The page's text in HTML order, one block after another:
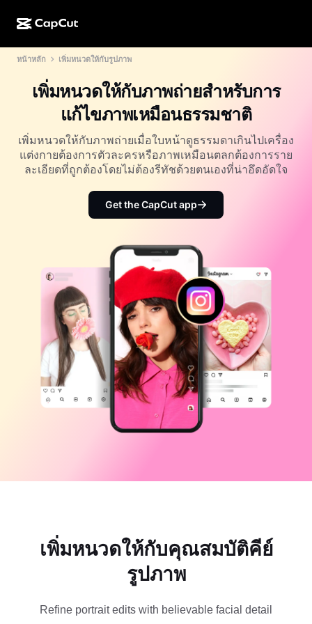
CapCut บนเดสก์ท็อป
CapCut ออนไลน์
CapCut Pad
CapCut บนมือถือ
Dreamina AI
การสร้างผลงานด้วย AI
การดีไซน์ด้วย AI
ตัวสร้างวิดีโอ AI
เครื่องมือปรับปรุงรูปภาพ AI
Dreamina Seedance 2.5
Nano Banana Pro
Gemini Omni
ข้อความและเสียง
คำบรรยายอัตโนมัติ
แม่แบบคำบรรยาย
ลดเสียงรบกวน
รูปภาพ
เครื่องมือ AI
เครื่องมือสร้างและแก้ไขรูปภาพ
กรณีการใช้งาน
โซเชียลมีเดีย
การตลาด
ไลฟ์สไตล์และวล็อก
ดีไซน์แบบปรับแต่งเอง
ตัวเลือกยอดนิยม
เทรนด์และเคล็ดลับสำหรับแม่แบบ
อื่นๆ
แม่แบบโซเชียลมีเดีย
แม่แบบเทศกาลวันหยุด
อื่นๆ
แม่แบบปฏิทิน
แม่แบบเอฟเฟกต์
แม่แบบธุรกิจ
แม่แบบอุตสาหกรรม
แม่แบบรีแคป
ชุมชน
โครงการริเริ่ม
พันธมิตร
โปรแกรมไพโอเนียร์
โปรแกรม CapCut Creative Campus
ความช่วยเหลือ
ศูนย์ความเชื่อถือ
ศูนย์ช่วยเหลือ
Dreamina Seedance 2.0 Launch
หน้าหลัก เพิ่มหนวดให้กับรูปภาพ
เพิ่มหนวดให้กับภาพถ่ายสำหรับการ
แก้ไขภาพเหมือนธรรมชาติ
เพิ่มหนวดให้กับภาพถ่ายเมื่อใบหน้าดูธรรมดาเกินไปเครื่อง
แต่งกายต้องการตัวละครหรือภาพเหมือนตลกต้องการราย
ละเอียดที่ถูกต้องโดยไม่ต้องรีทัชด้วยตนเองที่น่าอึดอัดใจ
Get the CapCut app
เพิ่มหนวดให้กับคุณสมบัติคีย์
รูปภาพ
Refine portrait edits with believable facial detail